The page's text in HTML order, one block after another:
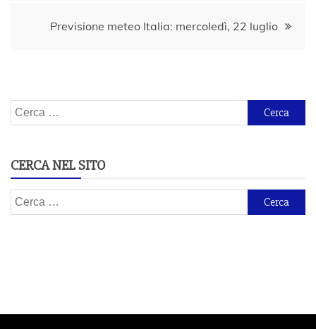
Previsione meteo Italia: mercoledì, 22 luglio
Ricerca
per:
CERCA NEL SITO
Ricerca
per: